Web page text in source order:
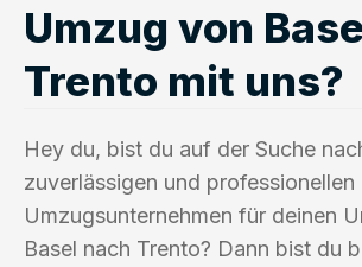
Umzug von
Trento mit uns?
Hey du, bist du auf der Suche
zuverlässigen und professionellen
Umzugsunternehmen für deinen
Basel nach Trento? Dann bist du